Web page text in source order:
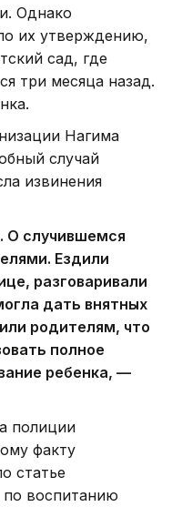
Однако
их утверждению,
сад, где
три месяца назад.
Нагима
случай
извинения
О случившемся
Ездили
разговаривали
дать внятных
родителям, что
полное
ребенка, —
полиции
факту
статье
по воспитанию